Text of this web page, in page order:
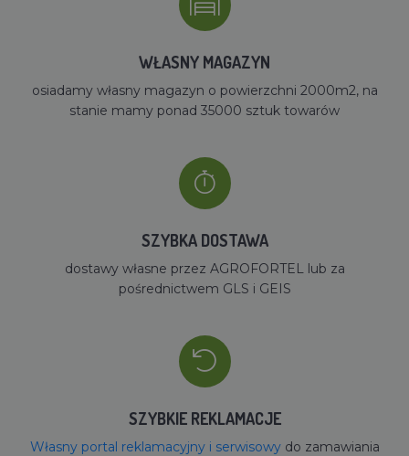
WŁASNY MAGAZYN
osiadamy własny magazyn o powierzchni 2000m2, na
stanie mamy ponad 35000 sztuk towarów
SZYBKA DOSTAWA
dostawy własne przez AGROFORTEL lub za
pośrednictwem GLS i GEIS
SZYBKIE REKLAMACJE
Własny portal reklamacyjny i serwisowydo zamawiania